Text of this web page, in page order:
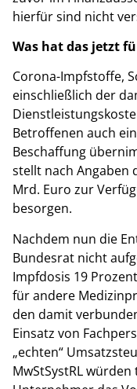
hierfür sind nicht
Was hat das jetzt
Corona-Impfstoffe,
einschließlich der
Betroffenen auch
Beschaffung
stellt nach Angaben
Mrd. Euro zur
besorgen.
Nachdem nun die
Bundesrat nicht
Impfdosis 19
für andere
den damit
Einsatz von
„echten“
MwStSystRL